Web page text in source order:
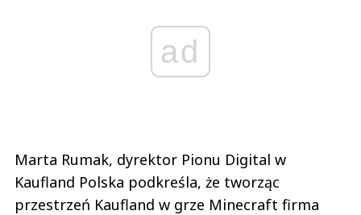
ad
Marta Rumak, dyrektor Pionu Digital w
Kaufland Polska podkreśla, że tworząc
przestrzeń Kaufland w grze Minecraft firma